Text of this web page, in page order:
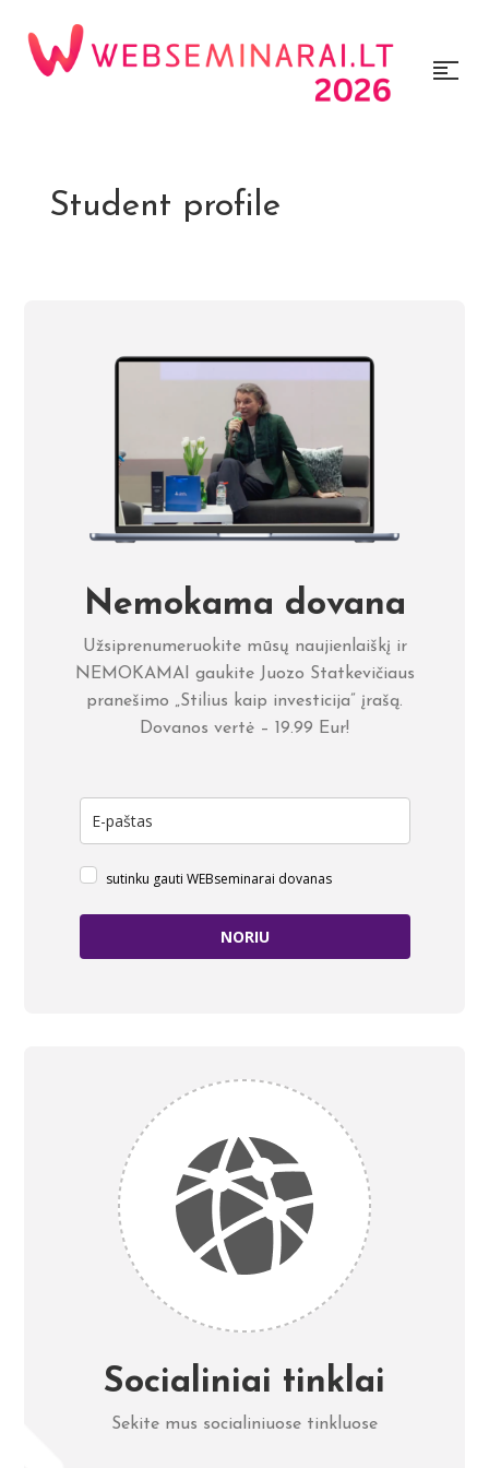
Student profile
Nemokama dovana
Užsiprenumeruokite mūsų naujienlaiškį ir
NEMOKAMAI gaukite Juozo Statkevičiaus
pranešimo „Stilius kaip investicija” įrašą.
Dovanos vertė – 19.99 Eur!
sutinku gauti WEBseminarai dovanas
NORIU
Socialiniai tinklai
Sekite mus socialiniuose tinkluose